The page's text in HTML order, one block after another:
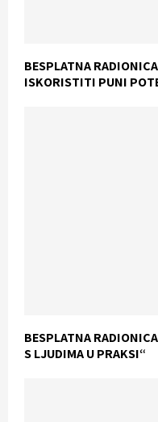
BESPLATNA
ISKORISTITI PUNI
BESPLATNA
S LJUDIMA U PRAKSI“